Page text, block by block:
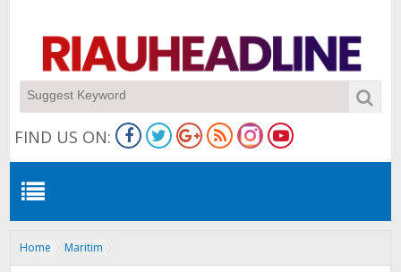
FIND US ON:
Home
Maritim
Gubernur Riau Tinjau Serbuan Vaksinasi TNI AL di Mako Lanal Dumai